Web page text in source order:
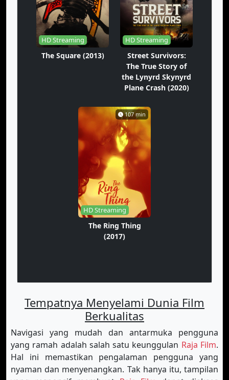
HD Streaming
The Square (2013)
HD Streaming
Street Survivors:
The True Story of
the Lynyrd Skynyrd
Plane Crash (2020)
107 min
HD Streaming
The Ring Thing
(2017)
Tempatnya Menyelami Dunia Film
Berkualitas
Navigasi yang mudah dan antarmuka pengguna
yang ramah adalah salah satu keunggulan Raja Film.
Hal ini memastikan pengalaman pengguna yang
nyaman dan menyenangkan. Tak hanya itu, tampilan